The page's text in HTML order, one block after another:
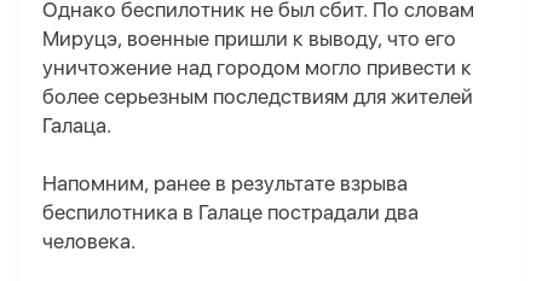
Однако беспилотник не был сбит. По словам
Мируцэ, военные пришли к выводу, что его
уничтожение над городом могло привести к
более серьезным последствиям для жителей
Галаца.
Напомним, ранее в результате взрыва
беспилотника в Галаце пострадали два
человека.